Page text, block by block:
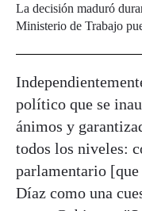
La decisión maduró
Ministerio de Trabajo
político que se
ánimos y
todos los niveles:
parlamentario
Díaz como una